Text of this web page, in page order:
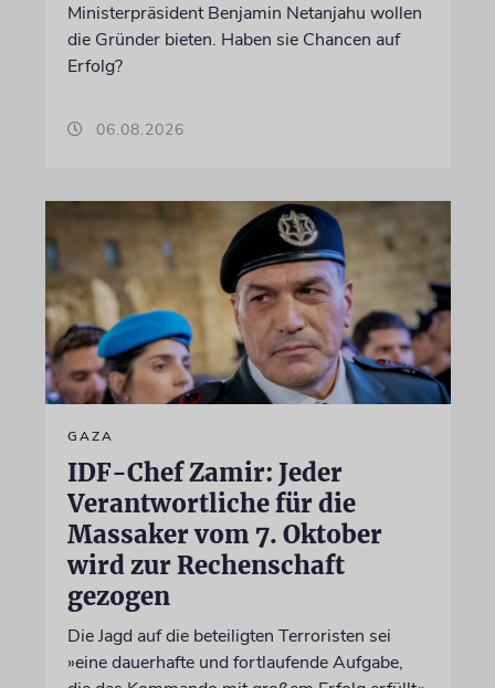
Ministerpräsident Benjamin Netanjahu wollen
die Gründer bieten. Haben sie Chancen auf
Erfolg?
06.08.2026
GAZA
IDF-Chef Zamir: Jeder
Verantwortliche für die
Massaker vom 7. Oktober
wird zur Rechenschaft
gezogen
Die Jagd auf die beteiligten Terroristen sei
»eine dauerhafte und fortlaufende Aufgabe,